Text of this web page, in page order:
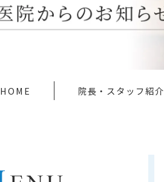
HOME 院長・スタッフ紹介